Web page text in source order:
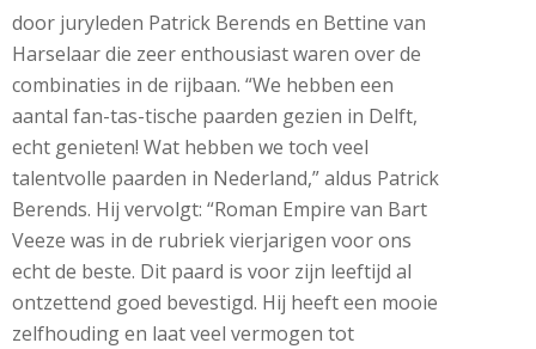
door juryleden Patrick Berends en Bettine van
Harselaar die zeer enthousiast waren over de
combinaties in de rijbaan. “We hebben een
aantal fan-tas-tische paarden gezien in Delft,
echt genieten! Wat hebben we toch veel
talentvolle paarden in Nederland,” aldus Patrick
Berends. Hij vervolgt: “Roman Empire van Bart
Veeze was in de rubriek vierjarigen voor ons
echt de beste. Dit paard is voor zijn leeftijd al
ontzettend goed bevestigd. Hij heeft een mooie
zelfhouding en laat veel vermogen tot